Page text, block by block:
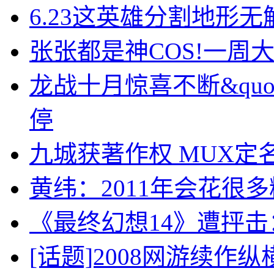
6.23这英雄分割地形
张张都是神COS!一周
龙战十月惊喜不断
停
九城获著作权 MUX定
黄纬：2011年会花很
《最终幻想14》遭抨
[话题]2008网游续作纵